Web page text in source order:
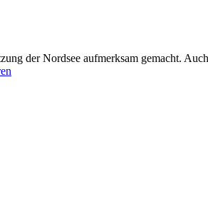
der Nordsee aufmerksam gemacht.